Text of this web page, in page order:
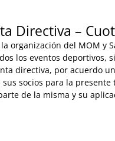
Directiva –
organización del MOM y
los eventos deportivos,
directiva, por acuerdo
socios para la
de la misma y su